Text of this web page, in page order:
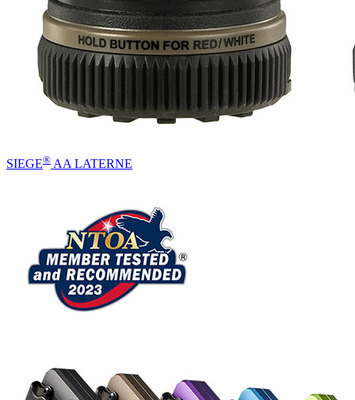
SIEGE® AA LATERNE